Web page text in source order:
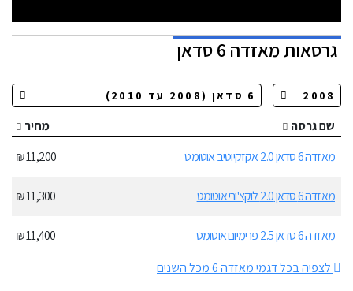
גרסאותמאזדה 6 סדאן
שם גרסה
מחיר
מאזדה 6 סדאן 2.0 אקזקיוטיב אוטומט
11,200 ₪
מאזדה 6 סדאן 2.0 לוקצ'ורי אוטומט 11,300 ₪
מאזדה 6 סדאן 2.5 פרימיום אוטומט
11,400 ₪
לצפיה בכל דגמי מאזדה 6 מכל השנים